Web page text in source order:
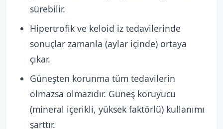
sürebilir.
Hipertrofik ve keloid iz tedavilerinde
sonuçlar zamanla (aylar içinde) ortaya
çıkar.
Güneşten korunma tüm tedavilerin
olmazsa olmazıdır. Güneş koruyucu
(mineral içerikli, yüksek faktörlü) kullanımı
şarttır.